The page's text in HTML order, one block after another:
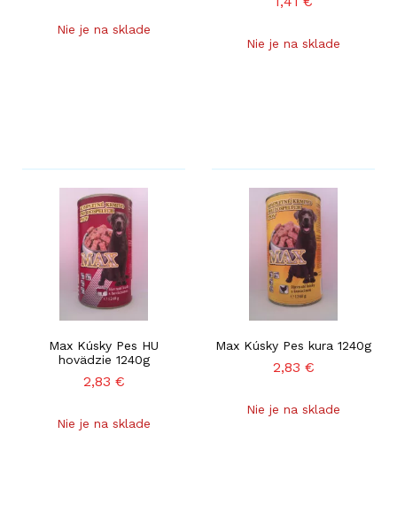
Nie je na sklade
Nie je na sklade
Max Kúsky Pes HU
hovädzie 1240g
2,83 €
Nie je na sklade
Max Kúsky Pes kura 1240g
2,83 €
Nie je na sklade